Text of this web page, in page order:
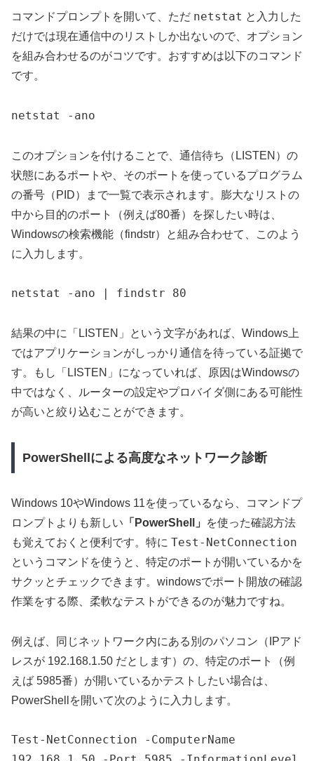
コマンドプロンプトを開いて、ただ netstat と入力した
だけでは現在通信中のリストしか出ないので、オプション
を組み合わせるのがコツです。おすすめは以下のコマンド
です。
netstat -ano
このオプションを付けることで、通信待ち（LISTEN）の
状態にあるポートや、そのポートを使っているプログラム
の番号（PID）まで一覧で表示されます。膨大なリストの
中から目的のポート（例えば80番）を探したい時は、
Windowsの検索機能（findstr）と組み合わせて、このよう
に入力します。
netstat -ano | findstr 80
結果の中に「LISTEN」という文字があれば、Windows上
ではアプリケーションがしっかり通信を待っている証拠で
す。もし「LISTEN」になっていれば、原因はWindowsの
中ではなく、ルーターの設定やプロバイダ側にある可能性
が高いと絞り込むことができます。
PowerShellによる高度なネットワーク診断
Windows 10やWindows 11を使っているなら、コマンドプ
ロンプトよりも新しい 「PowerShell」
を使った確認方法
も覚えておくと便利です。特に Test-NetConnection
というコマンドを使うと、特定のポートが開いているかを
サクッとチェックできます。windowsでポート開放の確認
作業をする際、柔軟なテストができるのが魅力ですね。
例えば、同じネットワーク内にある別のパソコン（IPアド
レスが 192.168.1.50 だとします）の、特定のポート（例
えば 5985番）が開いているかテストしたい場合は、
PowerShellを開いて次のように入力します。
Test-NetConnection -ComputerName